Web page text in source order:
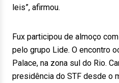
leis”, afirmou.
Fux participou de almoço
pelo grupo Lide. O encontro
Palace, na zona sul do Rio.
presidência do STF desde o